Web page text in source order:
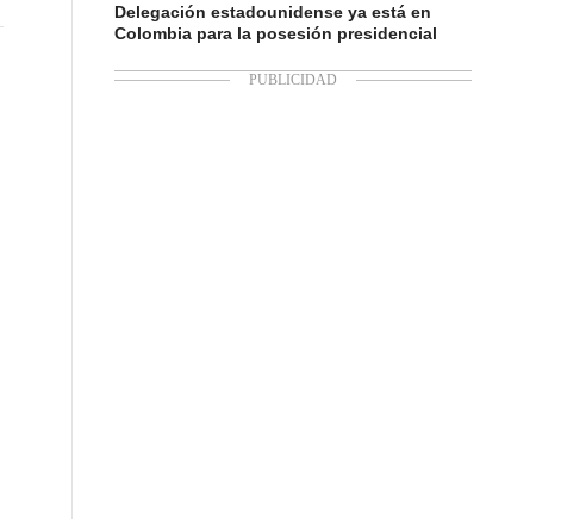
Delegación estadounidense ya está en
Colombia para la posesión presidencial